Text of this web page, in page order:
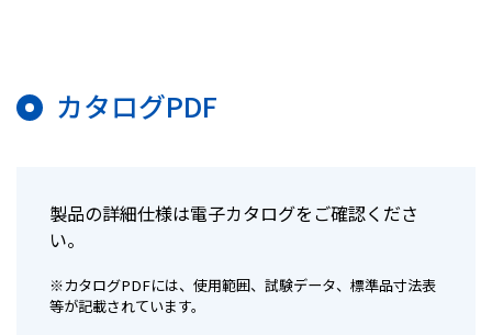
カタログPDF
製品の詳細仕様は電子カタログをご確認くださ
い。
※カタログPDFには、使用範囲、試験データ、標準品寸法表
等が記載されています。